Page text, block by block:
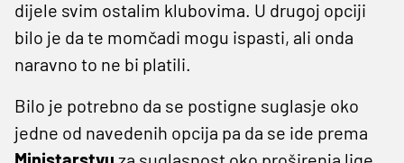
dijele svim ostalim klubovima. U drugoj opciji
bilo je da te momčadi mogu ispasti, ali onda
naravno to ne bi platili.
Bilo je potrebno da se postigne suglasje oko
jedne od navedenih opcija pa da se ide prema